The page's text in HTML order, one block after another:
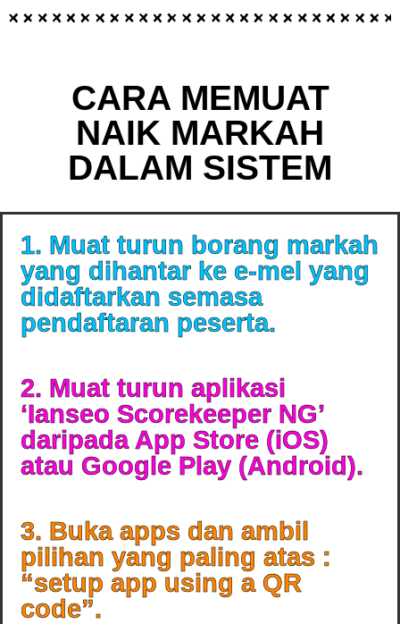
CARA MEMUAT
NAIK MARKAH
DALAM SISTEM
1. Muat turun borang markah
yang dihantar ke e-mel yang
didaftarkan semasa
pendaftaran peserta.
2. Muat turun aplikasi
‘Ianseo Scorekeeper NG’
daripada App Store (iOS)
atau Google Play (Android).
3. Buka apps dan ambil
pilihan yang paling atas :
“setup app using a QR
code”.